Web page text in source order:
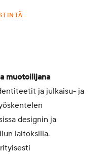
muotoilijana
ja julkaisu- ja
designin ja
laitoksilla.